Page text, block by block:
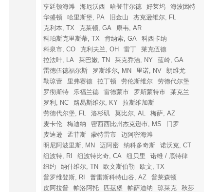
亨廷顿海滩
海厄沃西 哈登菲尔德 好莱坞
海波因特
华盛顿
哈里斯堡, PA 旧金山
杰克逊维尔, FL
克利本, TX
克莱顿, GA
康韦, AR
科珀斯克里斯蒂, TX
肯纳索, GA
科西卡纳
科泉市, CO
克利夫兰, OH 雷丁
莱克伍德
拉法叶, LA
莱巴嫩, TN 莱克乔治, NY
蓝岭, GA
雷德伍德福尔斯
罗斯维尔, MN 里诺, NV
朗维尤
勒琼营
里弗赛德 拉丁顿 劳伦斯维尔
劳德代尔堡
罗彻斯特
乐福兰德 雷德蒙市 罗斯蒙特市
莱克兰
罗利, NC
路易斯维尔, KY
拉斯维加斯
劳德代尔堡, FL
洛杉矶 莫比尔, AL
梅萨, AZ
麦卡伦
梅迪纳 密西西比州杰克逊市, MS
门罗
麦迪逊
孟菲斯 蒙特雷市
迈阿密海滩
明尼阿波里斯, MN
迈阿密 纳科多奇斯
诺沃克, CT
纽波特, RI
纽波特比奇, CA 纽贝里
诺维 / 底特律
纽约
纳什维尔, TN 欧文斯伯勒
欧文, TX
普罗维登斯, RI
普雷斯科特山谷, AZ
普莱森顿
皮阿拉普
帕洛阿托 匹茲堡 帕萨迪纳 琼莱克
秋莎